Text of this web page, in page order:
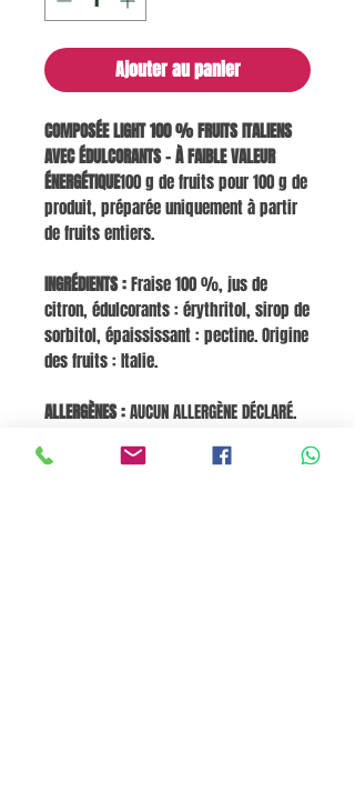
Ajouter au panier
COMPOSÉE LIGHT 100 % FRUITS ITALIENS
AVEC ÉDULCORANTS – À FAIBLE VALEUR
ÉNERGÉTIQUE100 g de fruits pour 100 g de
produit, préparée uniquement à partir
de fruits entiers.
INGRÉDIENTS :Fraise 100 %, jus de
citron, édulcorants : érythritol, sirop de
sorbitol, épaississant : pectine. Origine
des fruits : Italie.
ALLERGÈNES :AUCUN ALLERGÈNE DÉCLARÉ.
VALEURS NUTRITIONNELLES MOYENNES (pour